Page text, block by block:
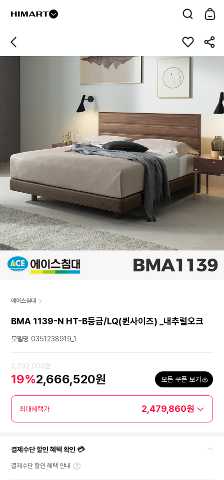
에이스침대
BMA 1139-N HT-B등급/LQ(퀸사이즈) _내추럴오크
모델명 0351238919_1
3,292,000원
19%2,666,520원 모든 쿠폰 보기
최대혜택가 2,479,860원
결제수단 할인 혜택 확인 💳
결제수단 할인 혜택 안내